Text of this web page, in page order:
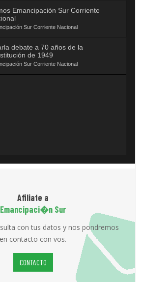
Emancipación Sur Corriente
Sur Corriente Nacional
debate a 70 años de la
de 1949
Sur Corriente Nacional
Afiliate a
Emancipaci�n Sur
con tus datos y nos pondremos
en contacto con vos.
CONTACTO